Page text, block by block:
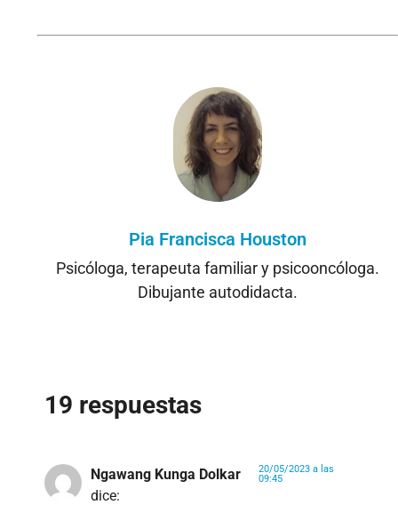
Pia Francisca Houston
Psicóloga, terapeuta familiar y psicooncóloga.
Dibujante autodidacta.
19 respuestas
Ngawang Kunga Dolkar
dice:
20/05/2023 a las
09:45